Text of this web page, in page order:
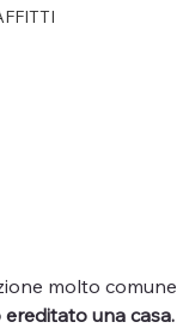
molto
una